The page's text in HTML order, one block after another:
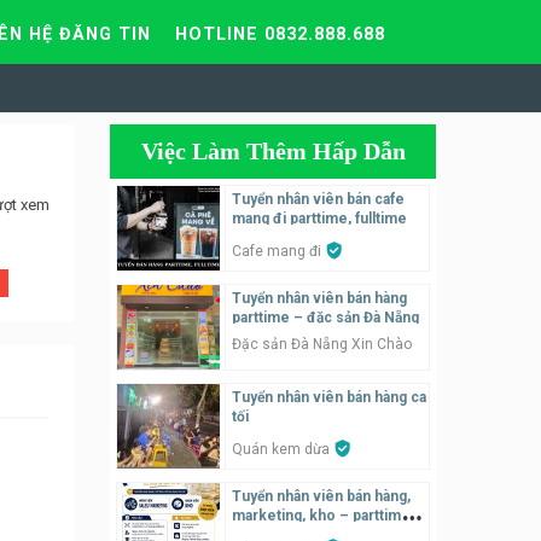
HỆ ĐĂNG TIN HOTLINE 0832.888.688
xem
Việc Làm Thêm Hấp Dẫn
Tuyển nhân viên bán cafe
mang đi parttime, fulltime
Cafe mang đi
Tuyển nhân viên bán hàng
parttime – đặc sản Đà Nẵng
Đặc sản Đà Nẵng Xin Chào
Tuyển nhân viên bán hàng ca
tối
Quán kem dừa
Tuyển nhân viên bán hàng,
marketing, kho – parttime,